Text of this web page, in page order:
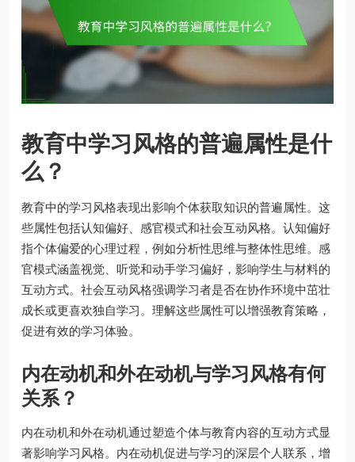
教育中学习风格的普遍属性是什
么？
教育中的学习风格表现出影响个体获取知识的普遍属性。这
些属性包括认知偏好、感官模式和社会互动风格。认知偏好
指个体偏爱的心理过程，例如分析性思维与整体性思维。感
官模式涵盖视觉、听觉和动手学习偏好，影响学生与材料的
互动方式。社会互动风格强调学习者是否在协作环境中茁壮
成长或更喜欢独自学习。理解这些属性可以增强教育策略，
促进有效的学习体验。
内在动机和外在动机与学习风格有何
关系？
内在动机和外在动机通过塑造个体与教育内容的互动方式显
著影响学习风格。内在动机促进与学习的深层个人联系，增